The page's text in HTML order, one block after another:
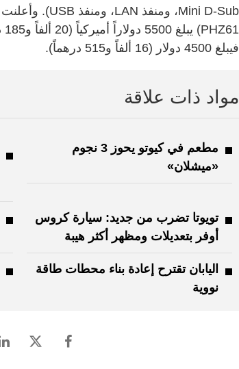
فيبلغ 4500 دولار (16 ألفاً و515 درهماً).
مواد ذات علاقة
مطعم في كيوتو يحوز 3 نجوم
«ميشلان»
تويوتا تضرب من جديد: سيارة كروس
أوفر بتعديلات ومظهر أكثر هيبة
اليابان تقترح إعادة بناء محطات طاقة
نووية